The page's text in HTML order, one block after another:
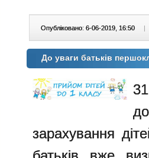
Опубліковано: 6-06-2019, 16:50 |
До уваги батьків
зарахування